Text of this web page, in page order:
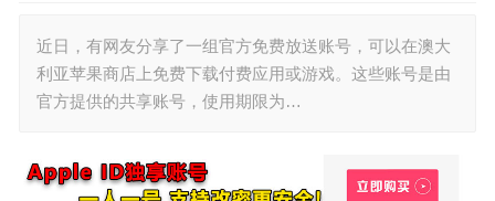
近日，有网友分享了一组官方免费放送账号，可以在澳大
利亚苹果商店上免费下载付费应用或游戏。这些账号是由
官方提供的共享账号，使用期限为…